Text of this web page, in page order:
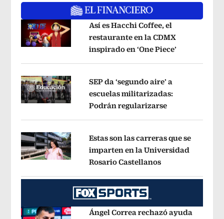
Opens in new window
Así es Hacchi Coffee, el
restaurante en la CDMX
inspirado en ‘One Piece’
Opens in new window
SEP da ‘segundo aire’ a
escuelas militarizadas:
Podrán regularizarseOpens in new
Opens in new window
Estas son las carreras que se
imparten en la Universidad
Rosario CastellanosOpens in new
Ángel Correa rechazó ayuda